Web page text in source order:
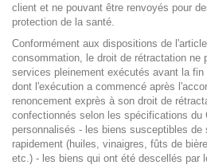
client et ne pouvant être renvoyés pour
protection de la santé.
Conformément aux dispositions de
consommation, le droit de rétractation ne
services pleinement exécutés avant la
dont l'exécution a commencé après
renoncement exprès à son droit de
confectionnés selon les spécifications du
personnalisés - les biens susceptibles de
rapidement (huiles, vinaigres, fûts de
etc.) - les biens qui ont été descellés par